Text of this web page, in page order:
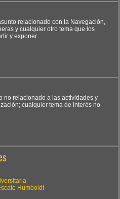
relacionado con la Navegación,
y cualquier otro tema que los
y exponer.
no relacionado a las actividades y
cualquier tema de interés no
Humboldt